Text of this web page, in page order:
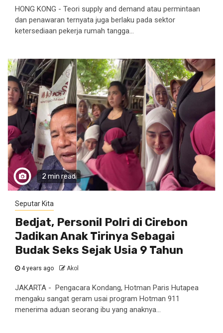
HONG KONG - Teori supply and demand atau permintaan
dan penawaran ternyata juga berlaku pada sektor
ketersediaan pekerja rumah tangga...
2 min read
Seputar Kita
Bedjat, Personil Polri di Cirebon
Jadikan Anak Tirinya Sebagai
Budak Seks Sejak Usia 9 Tahun
4 years ago Akol
JAKARTA - Pengacara Kondang, Hotman Paris Hutapea
mengaku sangat geram usai program Hotman 911
menerima aduan seorang ibu yang anaknya...